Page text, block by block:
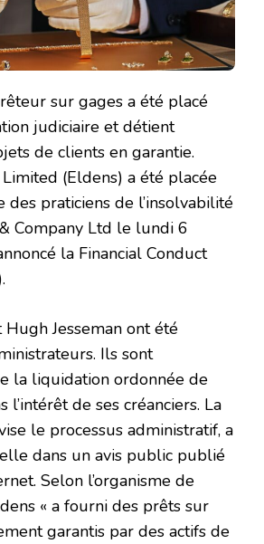
sur gages a été placé
judiciaire et détient
de clients en garantie.
(Eldens) a été placée
des praticiens de l’insolvabilité
Company Ltd le lundi 6
la Financial Conduct
Jesseman ont été
Ils sont
la liquidation ordonnée de
l’intérêt de ses créanciers. La
le processus administratif, a
dans un avis public publié
Selon l’organisme de
« a fourni des prêts sur
garantis par des actifs de